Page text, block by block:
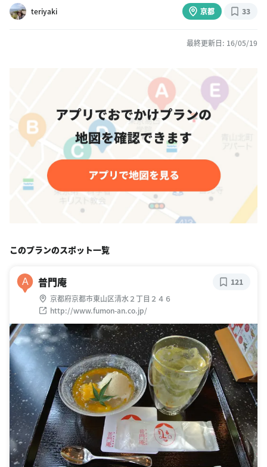
teriyaki
京都 33
最終更新日: 16/05/19
このプランのスポット一覧
A 普門庵
京都府京都市東山区清水２丁目２４６
http://www.fumon-an.co.jp/
121